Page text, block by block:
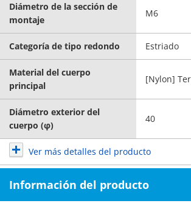
Diámetro de la sección de
montaje
M6
Categoría de tipo redondo Estriado
Material del cuerpo
principal
[Nylon]
Diámetro exterior del
cuerpo (φ)
40
Ver más detalles del producto
Información del producto